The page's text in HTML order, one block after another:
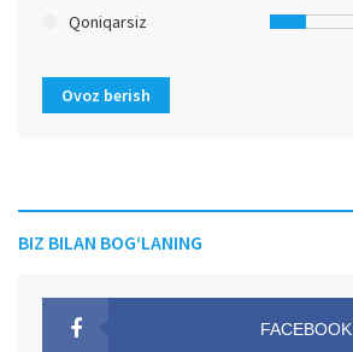
Qoniqarsiz
Ovoz berish
BIZ BILAN BOG‘LANING
FACEBOOK